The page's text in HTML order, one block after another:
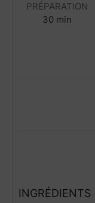
PRÉPARATION
30mmin
INGRÉDIENTS